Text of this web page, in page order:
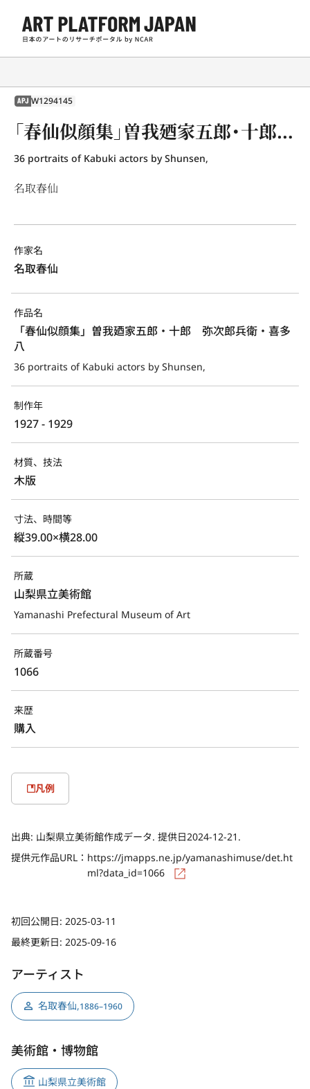
APJ W1294145
「春仙似顔集」曽我廼家五郎・十郎 弥次郎兵衛・喜多八
36 portraits of Kabuki actors by Shunsen,
名取春仙
作家名
名取春仙
作品名
「春仙似顔集」曽我廼家五郎・十郎　弥次郎兵衛・喜多
八
36 portraits of Kabuki actors by Shunsen,
制作年
1927 - 1929
材質、技法
木版
寸法、時間等
縦39.00×横28.00
所蔵
山梨県立美術館
Yamanashi Prefectural Museum of Art
所蔵番号
1066
来歴
購入
凡例
出典: 山梨県立美術館作成データ. 提供日2024-12-21.
提供元作品URL： https://jmapps.ne.jp/yamanashimuse/det.ht
ml?data_id=1066
初回公開日: 2025-03-11
最終更新日: 2025-09-16
アーティスト
名取春仙,1886–1960
美術館・博物館
山梨県立美術館